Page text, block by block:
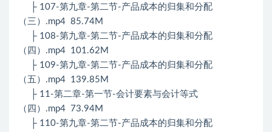
├ 107-第九章-第二节-产品成本的归集和分配
（三）.mp4 85.74M
├ 108-第九章-第二节-产品成本的归集和分配
（四）.mp4 101.62M
├ 109-第九章-第二节-产品成本的归集和分配
（五）.mp4 139.85M
├ 11-第二章-第一节-会计要素与会计等式
（四）.mp4 73.94M
├ 110-第九章-第二节-产品成本的归集和分配